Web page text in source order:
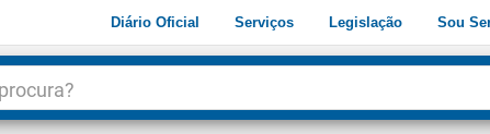
Diário Oficial Serviços Legislação Sou